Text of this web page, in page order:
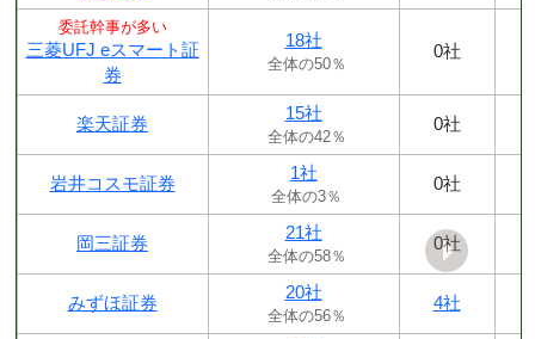
委託幹事が多い
三菱UFJ eスマート証
券
18社
全体の50％
0社
楽天証券
15社
全体の42％
0社
岩井コスモ証券
1社
全体の3％
0社
岡三証券
21社
全体の58％
0社
みずほ証券
20社
全体の56％
4社